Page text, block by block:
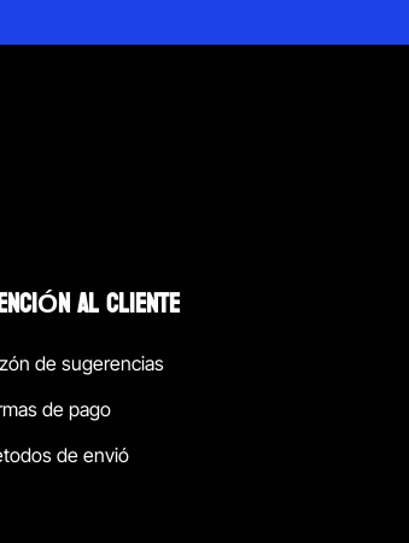
AL CLIENTE
de sugerencias
de pago
de envió